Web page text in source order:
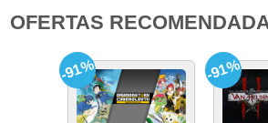
OFERTAS
-91% -91%